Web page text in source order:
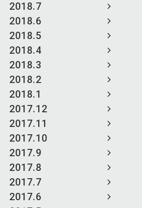
2018.7
2018.6
2018.5
2018.4
2018.3
2018.2
2018.1
2017.12
2017.11
2017.10
2017.9
2017.8
2017.7
2017.6